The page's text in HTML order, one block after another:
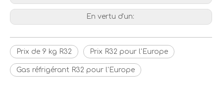
En vertu d'un:
Prix ​​de 9 kg R32 Prix ​​R32 pour l'Europe
Gas réfrigérant R32 pour l'Europe